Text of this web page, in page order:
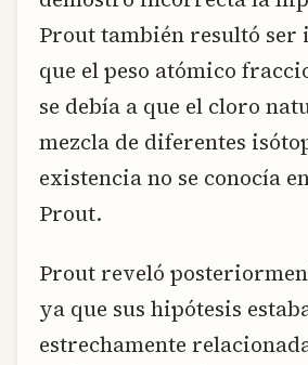
Prout también resultó
que el peso atómico
se debía a que el cloro
mezcla de diferentes
existencia no se conocía
Prout.
Prout reveló
ya que sus hipótesis
estrechamente